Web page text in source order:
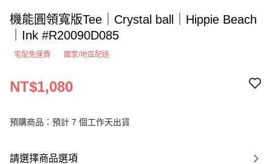
機能圓領寬版Tee｜Crystal ball｜Hippie Beach
｜Ink #R20090D085
宅配免運費 國家/地區配送
NT$1,080
預購商品：預計 7 個工作天出貨
請選擇商品選項